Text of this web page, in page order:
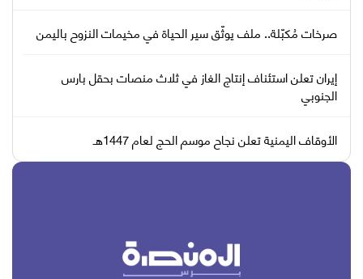
صرخات مُكبّلة.. ملف يوثّق سير الحياة في مخيمات النزوح باليمن
إيران تعلن استئناف إنتاج الغاز في ثلاث منصات بحقل بارس
الجنوبي
الأوقاف اليمنية تعلن نجاح موسم الحج لعام 1447هـ